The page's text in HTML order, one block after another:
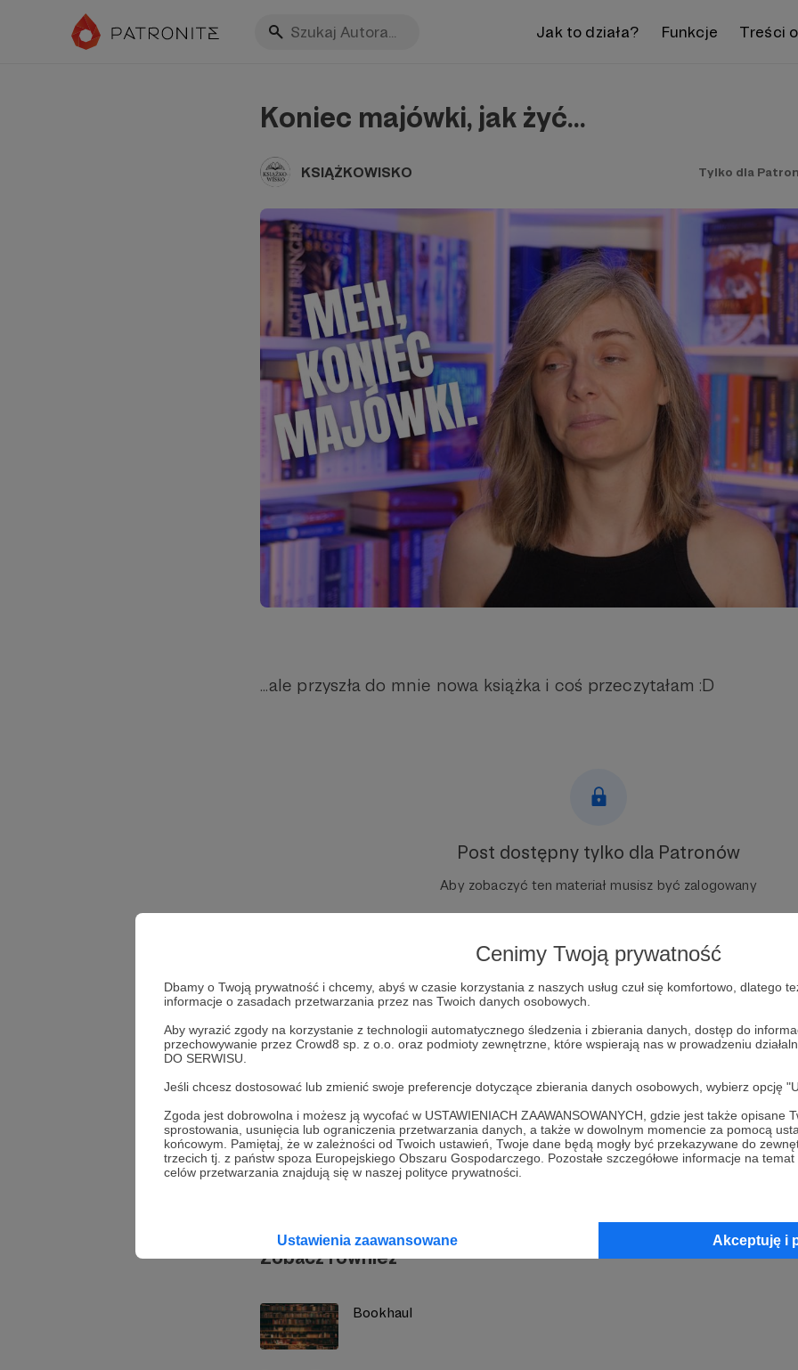
Cenimy Twoją prywatność
Dbamy o Twoją prywatność i chcemy, abyś w czasie korzystania z naszych usług czuł się komfortowo, dlatego
informacje o zasadach przetwarzania przez nas Twoich danych osobowych.
Aby wyrazić zgody na korzystanie z technologii automatycznego śledzenia i zbierania danych, dostęp do
przechowywanie przez Crowd8 sp. z o.o. oraz podmioty zewnętrzne, które wspierają nas w prowadzeniu
DO SERWISU.
Jeśli chcesz dostosować lub zmienić swoje preferencje dotyczące zbierania danych osobowych, wybierz opcję
Zgoda jest dobrowolna i możesz ją wycofać w USTAWIENIACH ZAAWANSOWANYCH, gdzie jest także opisane
sprostowania, usunięcia lub ograniczenia przetwarzania danych, a także w dowolnym momencie za pomocą
końcowym. Pamiętaj, że w zależności od Twoich ustawień, Twoje dane będą mogły być przekazywane do
trzecich tj. z państw spoza Europejskiego Obszaru Gospodarczego. Pozostałe szczegółowe informacje na
celów przetwarzania znajdują się w naszej polityce prywatności.
Ustawienia zaawansowane Akceptuję i
Jak to działa? Funkcje Treści
Koniec majówki, jak żyć...
KSIĄŻKOWISKO Tylko dla
...ale przyszła do mnie nowa książka i coś przeczytałam :D
Post dostępny tylko dla Patronów
Aby zobaczyć ten materiał musisz być zalogowany
film patronacki
Udostępnij
KSIĄŻKOWISKO
Zobacz również
Bookhaul